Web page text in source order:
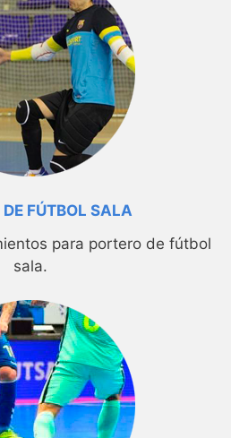
DE FÚTBOL SALA
para portero de fútbol
sala.